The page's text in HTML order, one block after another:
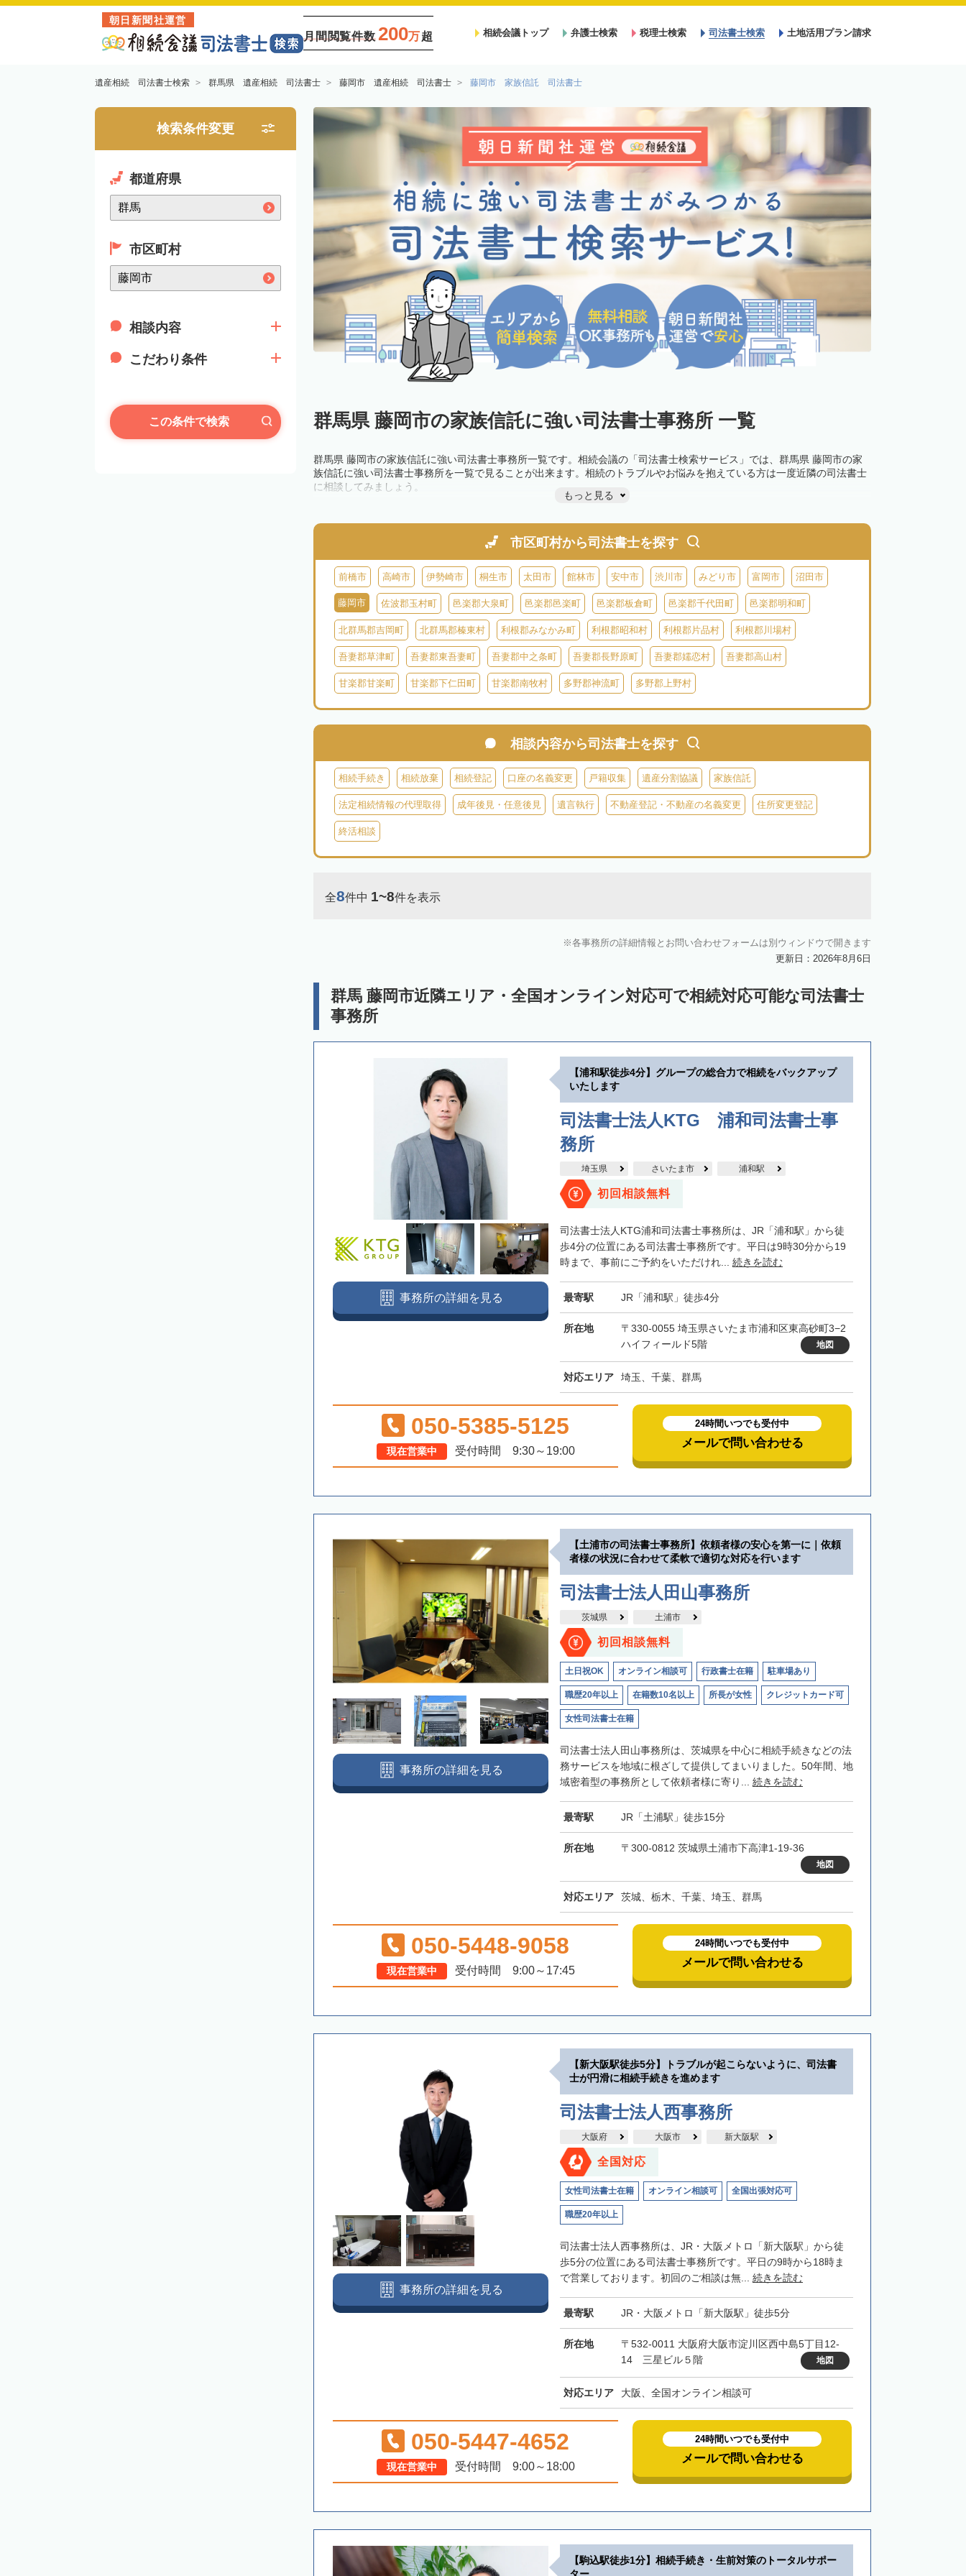
朝日新聞社運営
月間閲覧件数 200万超 相続会議トップ 弁護士検索 税理士検索 司法書士検索 土地活用プラン請求
遺産相続 司法書士検索 群馬県 遺産相続 司法書士 藤岡市 遺産相続 司法書士 藤岡市 家族信託 司法書士
検索条件変更
都道府県
市区町村
相談内容
こだわり条件
この条件で検索 群馬県 藤岡市の家族信託に強い司法書士事務所 一覧
群馬県 藤岡市の家族信託に強い司法書士事務所一覧です。相続会議の「司法書士検索サービス」では、群馬県 藤岡市の家
族信託に強い司法書士事務所を一覧で見ることが出来ます。相続のトラブルやお悩みを抱えている方は一度近隣の司法書士
に相談してみましょう。
もっと見る
市区町村から司法書士を探す
前橋市 高崎市 伊勢崎市 桐生市 太田市 館林市 安中市 渋川市 みどり市 富岡市 沼田市
藤岡市 佐波郡玉村町 邑楽郡大泉町 邑楽郡邑楽町 邑楽郡板倉町 邑楽郡千代田町 邑楽郡明和町
北群馬郡吉岡町 北群馬郡榛東村 利根郡みなかみ町 利根郡昭和村 利根郡片品村 利根郡川場村
吾妻郡草津町 吾妻郡東吾妻町 吾妻郡中之条町 吾妻郡長野原町 吾妻郡嬬恋村 吾妻郡高山村
甘楽郡甘楽町 甘楽郡下仁田町 甘楽郡南牧村 多野郡神流町 多野郡上野村
相談内容から司法書士を探す
相続手続き 相続放棄 相続登記 口座の名義変更 戸籍収集 遺産分割協議 家族信託
法定相続情報の代理取得 成年後見・任意後見 遺言執行 不動産登記・不動産の名義変更 住所変更登記
終活相談
全8件中 1~8件を表示
各事務所の詳細情報とお問い合わせフォームは別ウィンドウで開きます
更新日：2026年8月6日
群馬 藤岡市近隣エリア・全国オンライン対応可で相続対応可能な司法書士
事務所
【浦和駅徒歩4分】グループの総合力で相続をバックアップ
いたします
司法書士法人KTG 浦和司法書士事
務所
埼玉県 さいたま市 浦和駅
初回相談無料
司法書士法人KTG浦和司法書士事務所は、JR「浦和駅」から徒
歩4分の位置にある司法書士事務所です。平日は9時30分から19
時まで、事前にご予約をいただけれ... 続きを読む
最寄駅 JR「浦和駅」徒歩4分
所在地
〒330-0055 埼玉県さいたま市浦和区東高砂町3−2
ハイフィールド5階
地図
対応エリア 埼玉、千葉、群馬
事務所の詳細を見る
050-5385-5125
現在営業中 受付時間 9:30～19:00
24時間いつでも受付中
メールで問い合わせる
【土浦市の司法書士事務所】依頼者様の安心を第一に｜依頼
者様の状況に合わせて柔軟で適切な対応を行います
司法書士法人田山事務所
茨城県 土浦市
初回相談無料
土日祝OK オンライン相談可 行政書士在籍 駐車場あり
職歴20年以上 在籍数10名以上 所長が女性 クレジットカード可
女性司法書士在籍
司法書士法人田山事務所は、茨城県を中心に相続手続きなどの法
務サービスを地域に根ざして提供してまいりました。50年間、地
域密着型の事務所として依頼者様に寄り... 続きを読む
最寄駅 JR「土浦駅」徒歩15分
所在地 〒300-0812 茨城県土浦市下高津1-19-36
地図
対応エリア 茨城、栃木、千葉、埼玉、群馬
事務所の詳細を見る
050-5448-9058
現在営業中 受付時間 9:00～17:45
24時間いつでも受付中
メールで問い合わせる
【新大阪駅徒歩5分】トラブルが起こらないように、司法書
士が円滑に相続手続きを進めます
司法書士法人西事務所
大阪府 大阪市 新大阪駅
全国対応
女性司法書士在籍 オンライン相談可 全国出張対応可
職歴20年以上
司法書士法人西事務所は、JR・大阪メトロ「新大阪駅」から徒
歩5分の位置にある司法書士事務所です。平日の9時から18時ま
で営業しております。初回のご相談は無... 続きを読む
最寄駅 JR・大阪メトロ「新大阪駅」徒歩5分
所在地
〒532-0011 大阪府大阪市淀川区西中島5丁目12-
14 三星ビル５階
地図
対応エリア 大阪、全国オンライン相談可
事務所の詳細を見る
050-5447-4652
現在営業中 受付時間 9:00～18:00
24時間いつでも受付中
メールで問い合わせる
【駒込駅徒歩1分】相続手続き・生前対策のトータルサポー